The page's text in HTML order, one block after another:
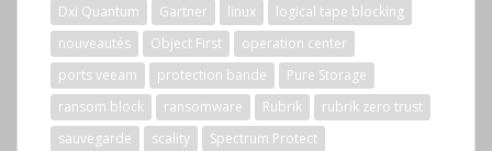
Dxi Quantum
Gartner linux
logical tape blocking
nouveautés
Object First
operation center
ports veeam
protection bande
Pure Storage
ransom block
ransomware Rubrik
rubrik zero trust
sauvegarde
scality
Spectrum Protect